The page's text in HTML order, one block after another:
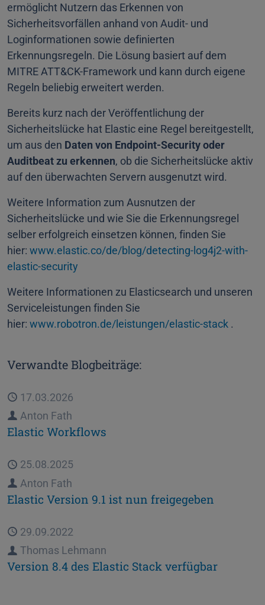
ermöglicht Nutzern das Erkennen von
Sicherheitsvorfällen anhand von Audit- und
Loginformationen sowie definierten
Erkennungsregeln. Die Lösung basiert auf dem
MITRE ATT&CK-Framework und kann durch eigene
Regeln beliebig erweitert werden.
Bereits kurz nach der Veröffentlichung der
Sicherheitslücke hat Elastic eine Regel bereitgestellt,
um aus den Daten von Endpoint-Security oder
Auditbeat zu erkennen, ob die Sicherheitslücke aktiv
auf den überwachten Servern ausgenutzt wird.
Weitere Information zum Ausnutzen der
Sicherheitslücke und wie Sie die Erkennungsregel
selber erfolgreich einsetzen können, finden Sie
hier: www.elastic.co/de/blog/detecting-log4j2-with-
elastic-security
Weitere Informationen zu Elasticsearch und unseren
Serviceleistungen finden Sie
hier: www.robotron.de/leistungen/elastic-stack .
Verwandte Blogbeiträge:
Veröffentlicht
17.03.2026
Autor
Anton Fath
Elastic Workflows
Veröffentlicht
25.08.2025
Autor
Anton Fath
Elastic Version 9.1 ist nun freigegeben
Veröffentlicht
29.09.2022
Autor
Thomas Lehmann
Version 8.4 des Elastic Stack verfügbar